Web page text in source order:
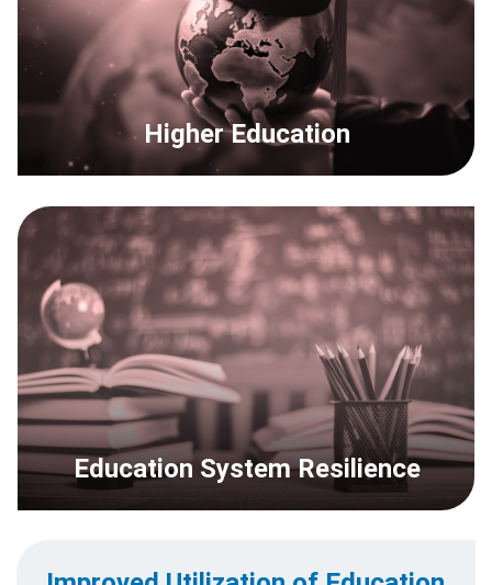
Higher Education
Education System Resilience